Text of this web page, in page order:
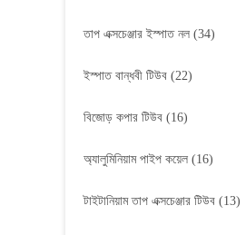
তাপ এক্সচেঞ্জার ইস্পাত নল (34)
ইস্পাত বান্ধবী টিউব (22)
বিজোড় কপার টিউব (16)
অ্যালুমিনিয়াম পাইপ কয়েল (16)
টাইটানিয়াম তাপ এক্সচেঞ্জার টিউব (13)